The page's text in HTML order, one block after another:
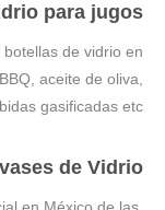
para jugos
de vidrio en
aceite de oliva,
gasificadas etc
de Vidrio